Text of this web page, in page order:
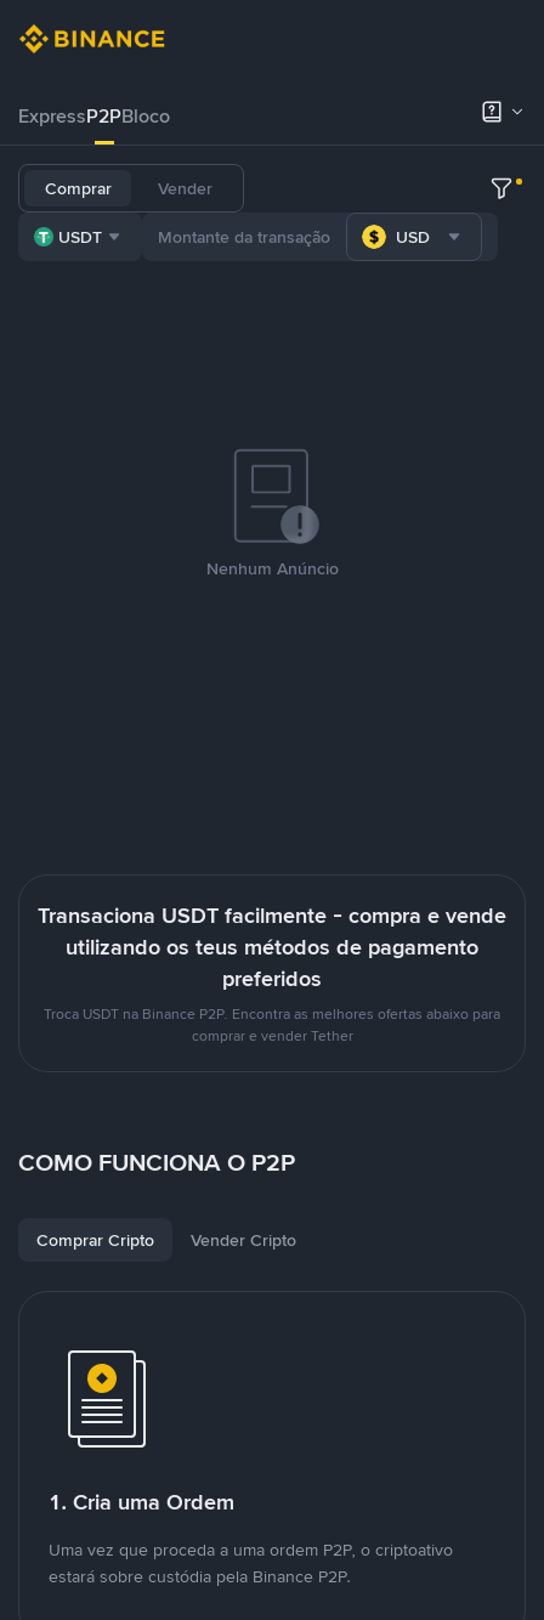
ExpressP2PBloco
Comprar Vender
USDT USD
Nenhum Anúncio
Transaciona USDT facilmente - compra e vende
utilizando os teus métodos de pagamento
preferidos
Troca USDT na Binance P2P. Encontra as melhores ofertas abaixo para
comprar e vender Tether
COMO FUNCIONA O P2P
Comprar Cripto Vender Cripto
1. Cria uma Ordem
Uma vez que proceda a uma ordem P2P, o criptoativo
estará sobre custódia pela Binance P2P.